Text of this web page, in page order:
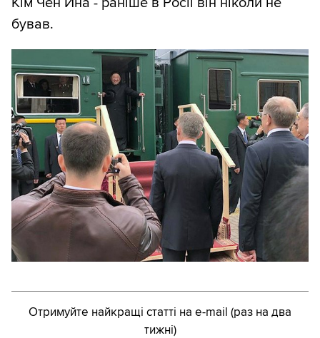
бував.
Отримуйте найкращі статті на e-mail (раз на два
тижні)